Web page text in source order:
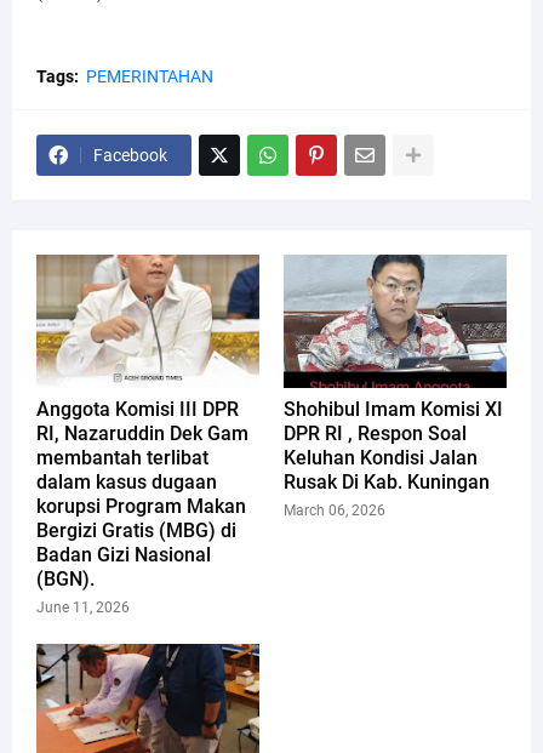
Tags: PEMERINTAHAN
Facebook
Anggota Komisi III DPR
RI, Nazaruddin Dek Gam
membantah terlibat
dalam kasus dugaan
korupsi Program Makan
Bergizi Gratis (MBG) di
Badan Gizi Nasional
(BGN).
June 11, 2026
Shohibul Imam Komisi XI
DPR RI , Respon Soal
Keluhan Kondisi Jalan
Rusak Di Kab. Kuningan
March 06, 2026